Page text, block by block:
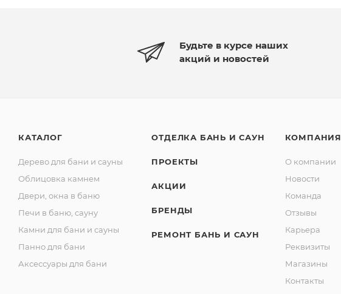
Будьте в курсе наших
акций и новостей
КАТАЛОГ
Дерево для бани и сауны
Облицовка камнем
Двери, окна в баню
Печи в баню, сауну
Камни для бани и сауны
Панно для бани
Аксессуары для бани
ОТДЕЛКА БАНЬ И САУН
ПРОЕКТЫ
АКЦИИ
БРЕНДЫ
РЕМОНТ БАНЬ И САУН
КОМПАНИЯ
О компании
Новости
Команда
Отзывы
Карьера
Реквизиты
Магазины
Контакты